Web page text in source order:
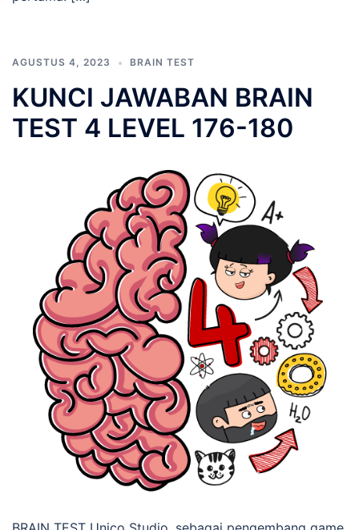
AGUSTUS 4, 2023 BRAIN TEST
KUNCI JAWABAN BRAIN
TEST 4 LEVEL 176-180